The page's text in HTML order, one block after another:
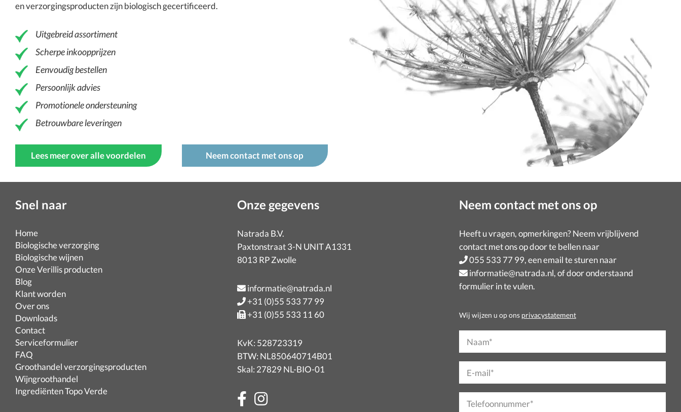
en verzorgingsproducten zijn biologisch gecertificeerd.
Uitgebreid assortiment
Scherpe inkoopprijzen
Eenvoudig bestellen
Persoonlijk advies
Promotionele ondersteuning
Betrouwbare leveringen
Lees meer over alle voordelen Neem contact met ons op
Snel naar
Home
Biologische verzorging
Biologische wijnen
Onze Verillis producten
Blog
Klant worden
Over ons
Downloads
Contact
Serviceformulier
FAQ
Groothandel verzorgingsproducten
Wijngroothandel
Ingrediënten Topo Verde
Onze gegevens
Natrada B.V.
Paxtonstraat 3-N UNIT A1331
8013 RP Zwolle
informatie@natrada.nl
+31 (0)55 533 77 99
+31 (0)55 533 11 60
KvK: 528723319
BTW: NL850640714B01
Skal: 27829 NL-BIO-01
Neem contact met ons op
Heeft u vragen, opmerkingen? Neem vrijblijvend
contact met ons op door te bellen naar
055 533 77 99, een email te sturen naar
informatie@natrada.nl, of door onderstaand
formulier in te vulen.
Wij wijzen u op ons privacystatement
Naam*
E-mail*
Telefoonnummer*